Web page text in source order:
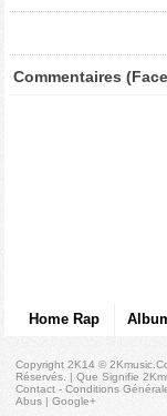
Commentaires
Home Rap
Copyright 2K14 ©
Réservés . |Que Signifie
Contact - Conditions
Abus |Google+